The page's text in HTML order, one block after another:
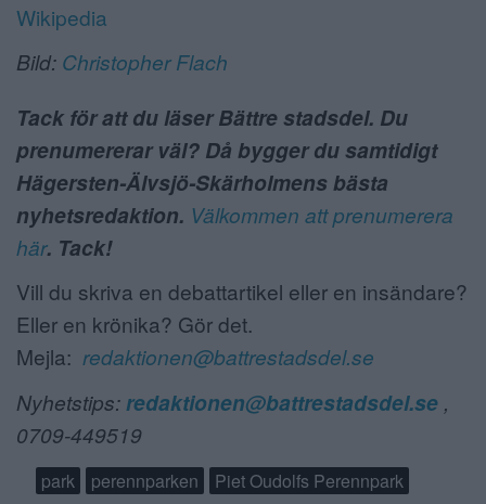
Wikipedia
Bild: Christopher Flach
Tack för att du läser Bättre stadsdel. Du
prenumererar väl? Då bygger du samtidigt
Hägersten-Älvsjö-Skärholmens bästa
nyhetsredaktion. Välkommen att prenumerera
här. Tack!
Vill du skriva en debattartikel eller en insändare?
Eller en krönika? Gör det.
Mejla: redaktionen@battrestadsdel.se
Nyhetstips: redaktionen@battrestadsdel.se ,
0709-449519
park perennparken Piet Oudolfs Perennpark